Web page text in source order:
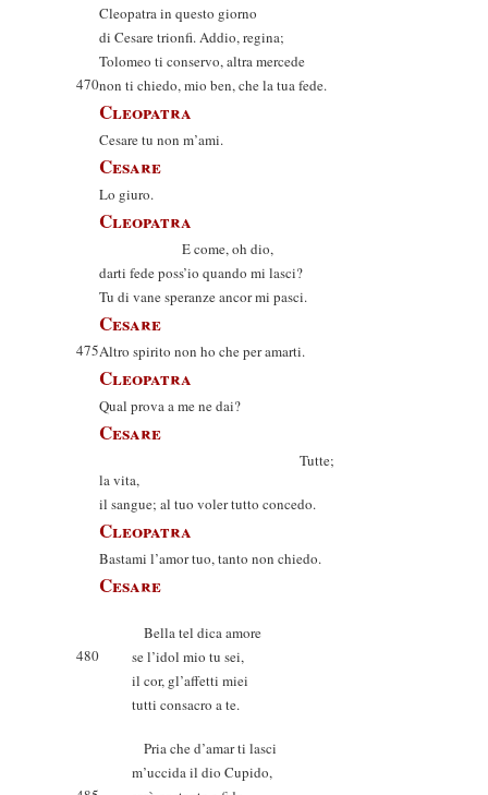
Cleopatra in questo giorno
di Cesare trionfi. Addio, regina;
Tolomeo ti conservo, altra mercede
470non ti chiedo, mio ben, che la tua fede.
Cleopatra
Cesare tu non m’ami.
Cesare
Lo giuro.
Cleopatra
E come, oh dio,
darti fede poss’io quando mi lasci?
Tu di vane speranze ancor mi pasci.
Cesare
475Altro spirito non ho che per amarti.
Cleopatra
Qual prova a me ne dai?
Cesare
Tutte;
la vita,
il sangue; al tuo voler tutto concedo.
Cleopatra
Bastami l’amor tuo, tanto non chiedo.
Cesare
Bella tel dica amore
480
se l’idol mio tu sei,
il cor, gl’affetti miei
tutti consacro a te.
Pria che d’amar ti lasci
m’uccida il dio Cupido,